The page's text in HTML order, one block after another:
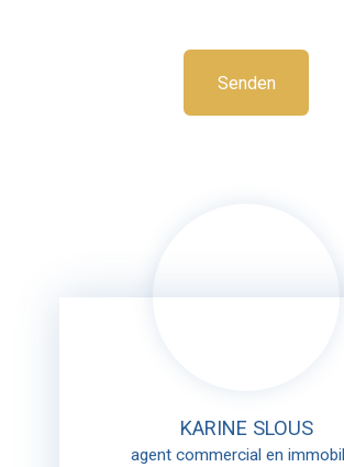
Senden
KARINE SLOUS
agent commercial en